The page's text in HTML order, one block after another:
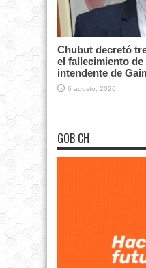
Chubut decretó
el fallecimiento de
intendente de
6 agosto, 2026
GOB CH